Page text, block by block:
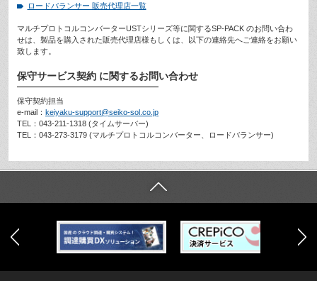
ロードバランサー 販売代理店一覧
マルチプロトコルコンバーターUSTシリーズ等に関するSP-PACK のお問い合わ
せは、製品を購入された販売代理店様もしくは、以下の連絡先へご連絡をお願い
致します。
保守サービス契約 に関するお問い合わせ
保守契約担当
e-mail： keiyaku-support@seiko-sol.co.jp
TEL：043-211-1318 (タイムサーバー)
TEL：043-273-3179 (マルチプロトコルコンバーター、ロードバランサー)